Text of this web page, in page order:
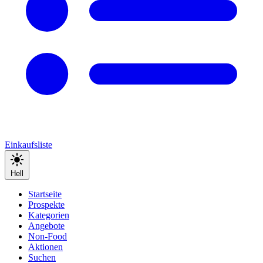
Einkaufsliste
Hell
Startseite
Prospekte
Kategorien
Angebote
Non-Food
Aktionen
Suchen